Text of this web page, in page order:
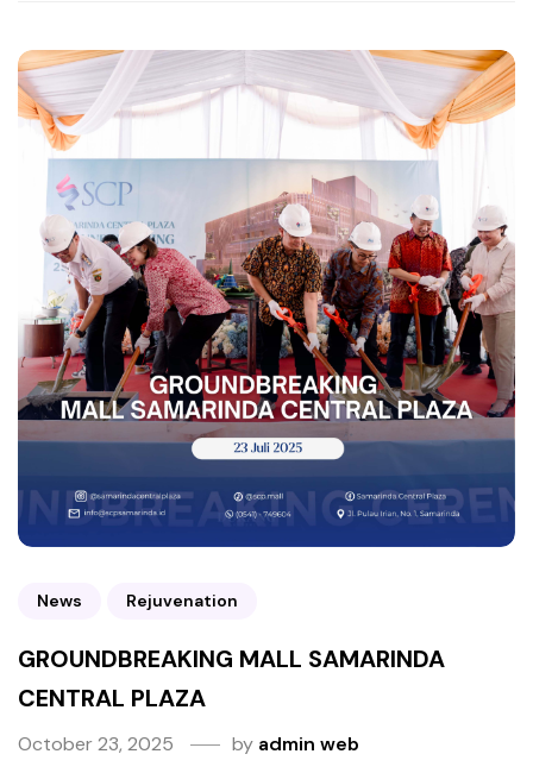
News Rejuvenation
GROUNDBREAKING MALL SAMARINDA
CENTRAL PLAZA
October 23, 2025 by admin web